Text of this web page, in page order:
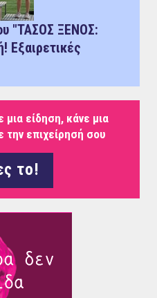
"ΤΑΣΟΣ ΞΕΝΟΣ:
Εξαιρετικές
είδηση, κάνε μια
την επιχείρησή σου
το!